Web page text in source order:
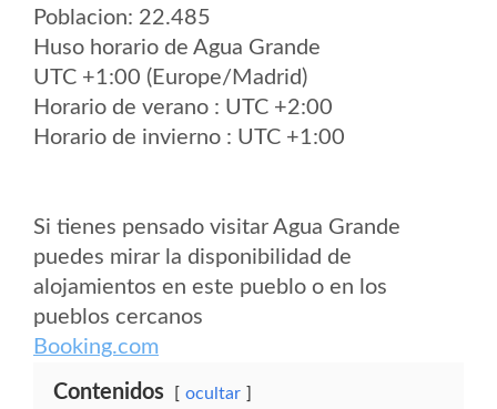
Poblacion: 22.485
Huso horario de Agua Grande
UTC +1:00 (Europe/Madrid)
Horario de verano : UTC +2:00
Horario de invierno : UTC +1:00
Si tienes pensado visitar Agua Grande
puedes mirar la disponibilidad de
alojamientos en este pueblo o en los
pueblos cercanos
Booking.com
Contenidos ocultar